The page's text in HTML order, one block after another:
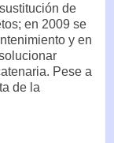
de
en 2009 se
y en
Pese a
de la